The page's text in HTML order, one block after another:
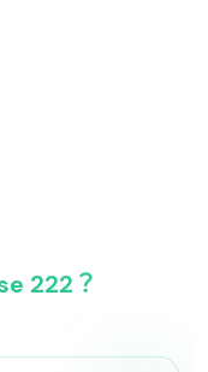
222？